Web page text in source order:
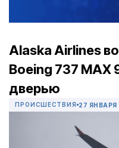
Alaska Airlines
Boeing 737 MAX
дверью
ПРОИСШЕСТВИЯ 27 ЯНВАРЯ